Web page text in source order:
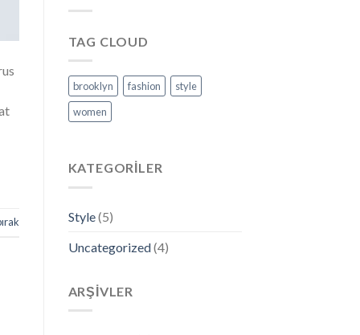
TAG CLOUD
brooklyn fashion
style
women
KATEGORILER
Style(5)
Uncategorized(4)
ARŞIVLER